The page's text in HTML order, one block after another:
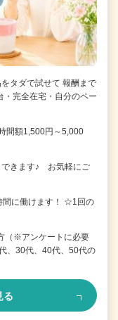
タダで試せて 報酬まで
・完全在宅・自分のペー
間額1,500円～5,000
できます♪ お気軽にご
間に働けます！ ☆1回の
（※アンケートに必要
、30代、40代、50代の
る